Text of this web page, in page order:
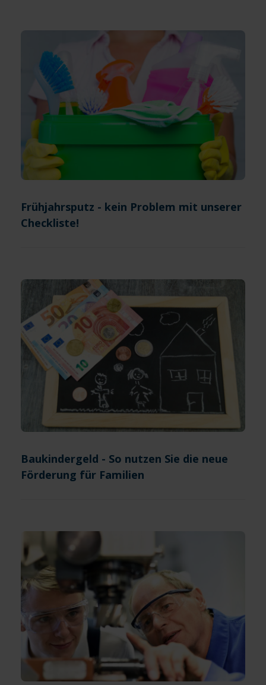
Frühjahrsputz - kein Problem mit unserer
Checkliste!
Baukindergeld - So nutzen Sie die neue
Förderung für Familien